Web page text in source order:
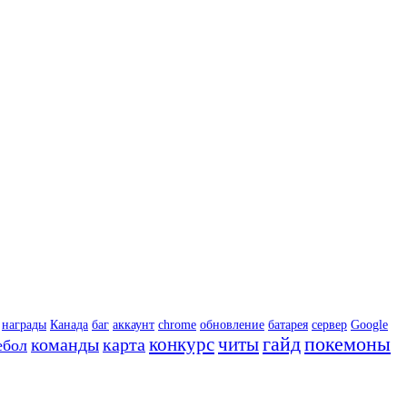
награды Канада баг аккаунт chrome обновление батарея сервер Google
командыкарта конкурсчитыгайдпокемоны